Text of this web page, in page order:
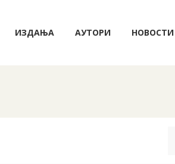
ИЗДАЊА АУТОРИ НОВОСТИ